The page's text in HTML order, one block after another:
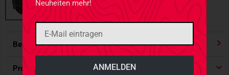
Neuheiten mehr!
Bewertungen 4.91/ 5 Sternen
Produktdetails